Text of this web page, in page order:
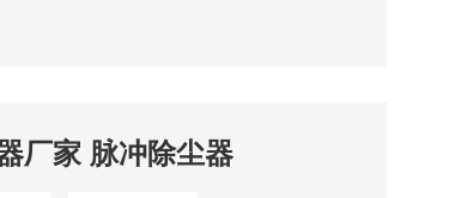
厂家 脉冲除尘器